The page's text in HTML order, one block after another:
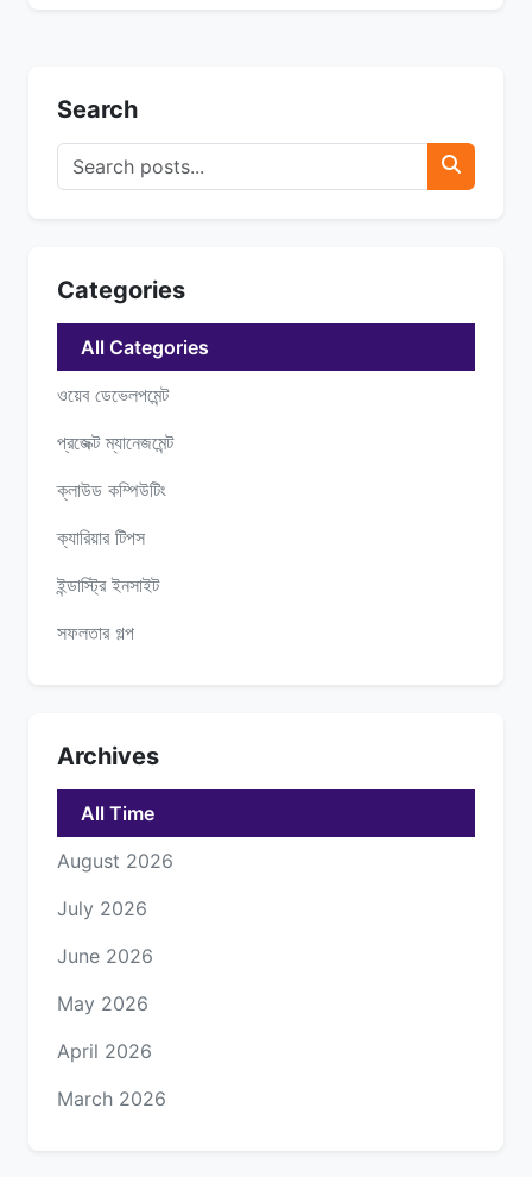
Search
Categories
All Categories
ওয়েব ডেভেলপমেন্ট
প্রজেক্ট ম্যানেজমেন্ট
ক্লাউড কম্পিউটিং
ক্যারিয়ার টিপস
ইন্ডাস্ট্রি ইনসাইট
সফলতার গল্প
Archives
All Time
August 2026
July 2026
June 2026
May 2026
April 2026
March 2026